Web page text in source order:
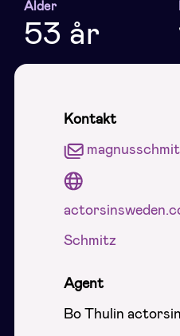
Ålder
53 år
Kontakt
Schmitz
Agent
Bo Thulin